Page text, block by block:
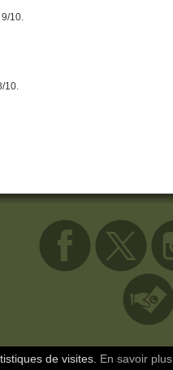
10.
10.
de visites. En savoir plus